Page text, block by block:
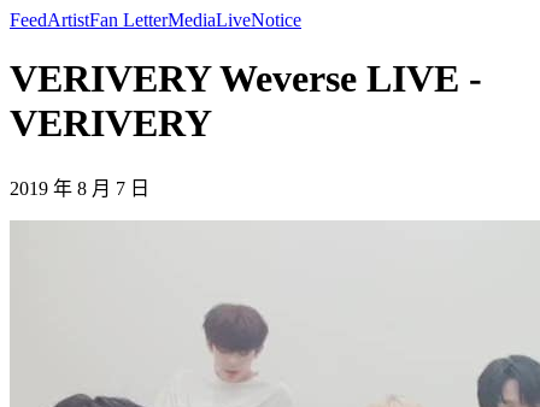
FeedArtistFan LetterMediaLiveNotice
VERIVERY Weverse LIVE -
VERIVERY
2019 年 8 月 7 日